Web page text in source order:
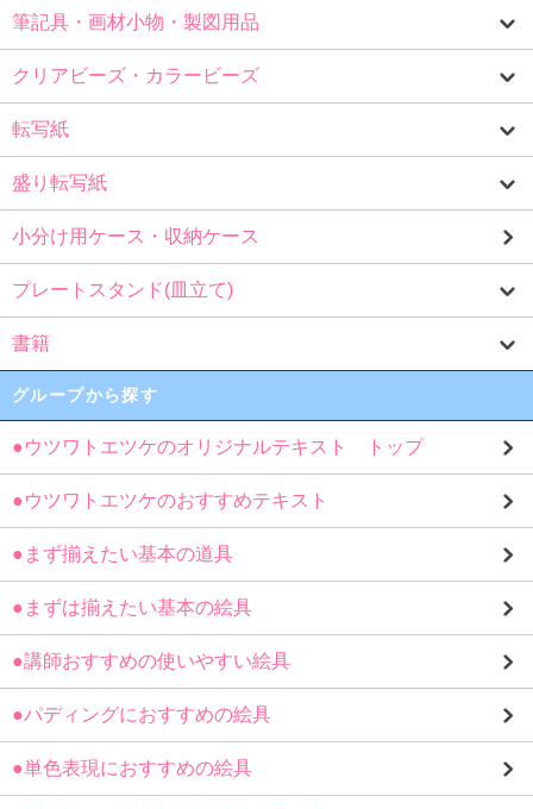
筆記具・画材小物・製図用品
クリアビーズ・カラービーズ
転写紙
盛り転写紙
小分け用ケース・収納ケース
プレートスタンド(皿立て)
書籍
グループから探す
●ウツワトエツケのオリジナルテキスト トップ
●ウツワトエツケのおすすめテキスト
●まず揃えたい基本の道具
●まずは揃えたい基本の絵具
●講師おすすめの使いやすい絵具
●パディングにおすすめの絵具
●単色表現におすすめの絵具